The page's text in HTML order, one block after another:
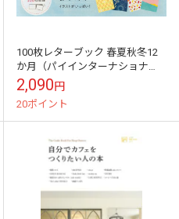
100枚レターブック 春夏秋冬12
か月（パイインターナショナ
ル）｜メール便対応｜
2,090円
20ポイント